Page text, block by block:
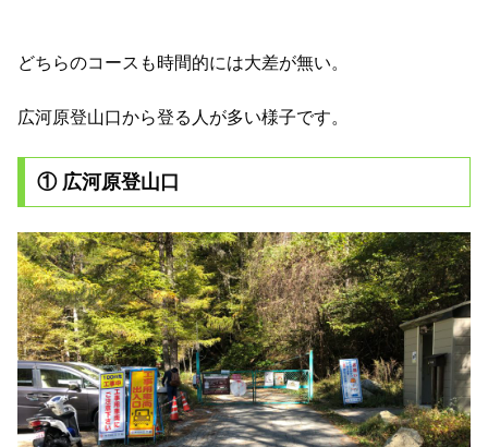
どちらのコースも時間的には大差が無い。
広河原登山口から登る人が多い様子です。
① 広河原登山口